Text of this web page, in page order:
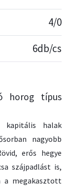
4/0
6db/cs
horog típus
kapitális halak
nagyobb
erős hegye
szájpadlást is,
a megakasztott